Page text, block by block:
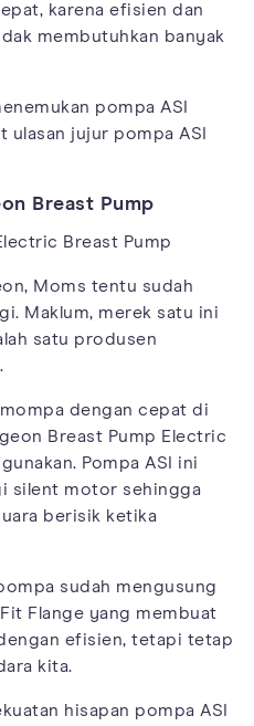
karena efisien dan
membutuhkan banyak
pompa ASI
jujur pompa ASI
Breast Pump
Moms tentu sudah
Maklum, merek satu ini
satu produsen
dengan cepat di
Breast Pump Electric
Pompa ASI ini
silent motor sehingga
berisik ketika
sudah mengusung
Flange yang membuat
efisien, tetapi tetap
kita.
hisapan pompa ASI